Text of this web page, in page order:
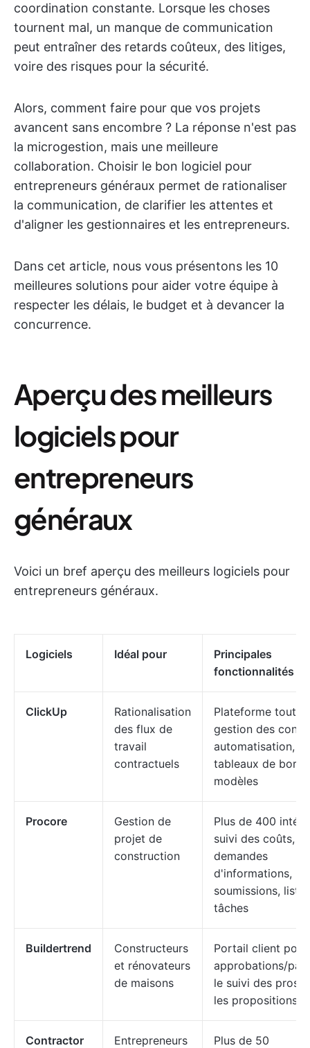
coordination constante. Lorsque les choses
tournent mal, un manque de communication
peut entraîner des retards coûteux, des litiges,
voire des risques pour la sécurité.
Alors, comment faire pour que vos projets
avancent sans encombre ? La réponse n'est pas
la microgestion, mais une meilleure
collaboration. Choisir le bon logiciel pour
entrepreneurs généraux permet de rationaliser
la communication, de clarifier les attentes et
d'aligner les gestionnaires et les entrepreneurs.
Dans cet article, nous vous présentons les 10
meilleures solutions pour aider votre équipe à
respecter les délais, le budget et à devancer la
concurrence.
Aperçu des meilleurs
logiciels pour
entrepreneurs
généraux
Voici un bref aperçu des meilleurs logiciels pour
entrepreneurs généraux.
Logiciels Idéal pour
Principales
fonctionnalités
ClickUp
Rationalisation
des flux de
travail
contractuels
Plateforme tout-
gestion des
automatisation,
tableaux de bord
modèles
Procore
Gestion de
projet de
construction
Plus de 400
suivi des coûts,
demandes
d'informations,
soumissions,
tâches
Buildertrend
Constructeurs
et rénovateurs
de maisons
Portail client pour
approbations/
le suivi des
les propositions
Contractor
Entrepreneurs
Plus de 50